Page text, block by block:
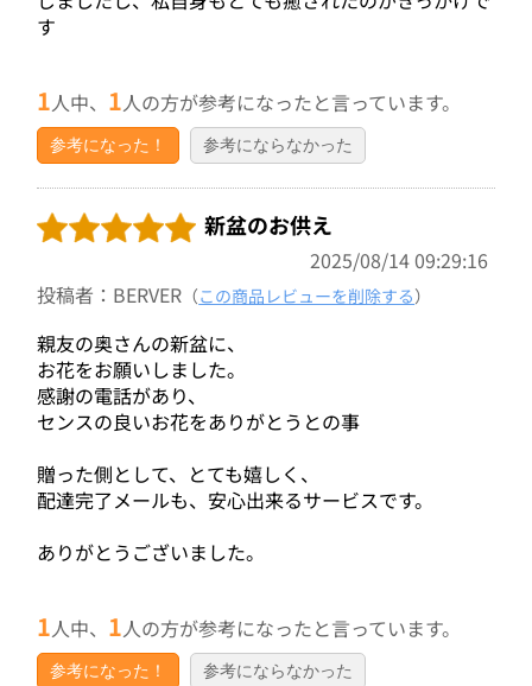
す
1人中、 1人の方が参考になったと言っています。
参考になった！ 参考にならなかった
新盆のお供え
2025/08/14 09:29:16
投稿者：BERVER （この商品レビューを削除する）
親友の奥さんの新盆に、
お花をお願いしました。
感謝の電話があり、
センスの良いお花をありがとうとの事
贈った側として、とても嬉しく、
配達完了メールも、安心出来るサービスです。
ありがとうございました。
1人中、 1人の方が参考になったと言っています。
参考になった！ 参考にならなかった